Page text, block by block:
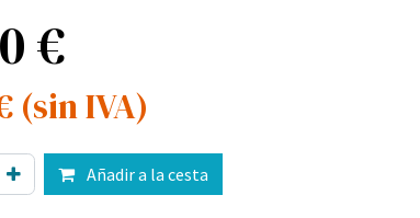
€
(sin IVA)
Añadir a la cesta